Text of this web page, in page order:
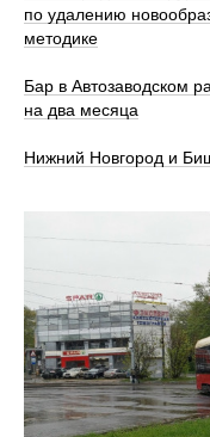
по удалению
методике
Бар в Автозаводском
на два месяца
Нижний Новгород и